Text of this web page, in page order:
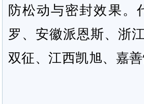
防松动与密封效果。
罗、安徽派恩斯、浙
双征、江西凯旭、嘉